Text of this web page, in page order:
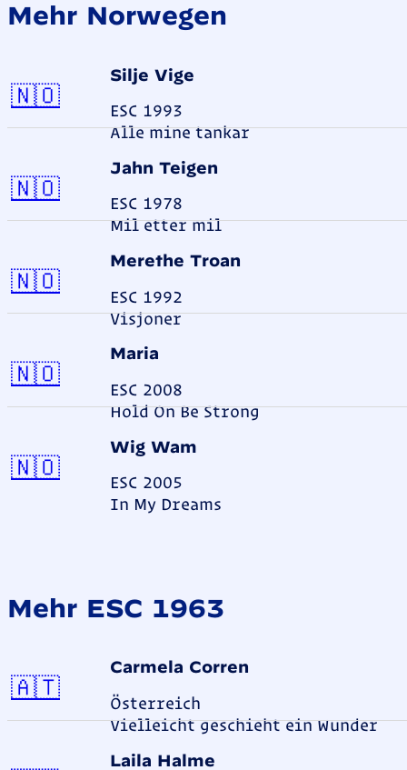
Mehr Norwegen
Silje Vige
ESC 1993
Alle mine tankar
🇳🇴Norwegen
Jahn Teigen
ESC 1978
Mil etter mil
🇳🇴Norwegen
Merethe Troan
ESC 1992
Visjoner
🇳🇴Norwegen
Maria
ESC 2008
Hold On Be Strong
🇳🇴Norwegen
Wig Wam
ESC 2005
In My Dreams
🇳🇴Norwegen
Mehr ESC 1963
Carmela Corren
Österreich
Vielleicht geschieht ein Wunder
🇦🇹Österreich
Laila Halme